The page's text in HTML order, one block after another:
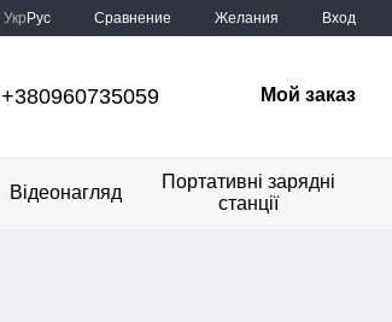
Укр Рус Сравнение Желания Вход
+380960735059 Мой заказ
Відеонагляд
Портативні зарядні
станції